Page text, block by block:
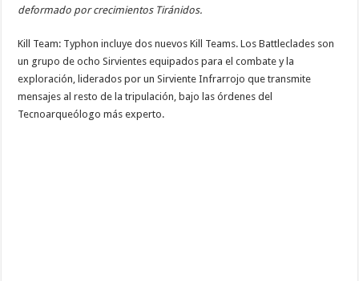
deformado por crecimientos Tiránidos.
Kill Team: Typhon incluye dos nuevos Kill Teams. Los Battleclades son
un grupo de ocho Sirvientes equipados para el combate y la
exploración, liderados por un Sirviente Infrarrojo que transmite
mensajes al resto de la tripulación, bajo las órdenes del
Tecnoarqueólogo más experto.